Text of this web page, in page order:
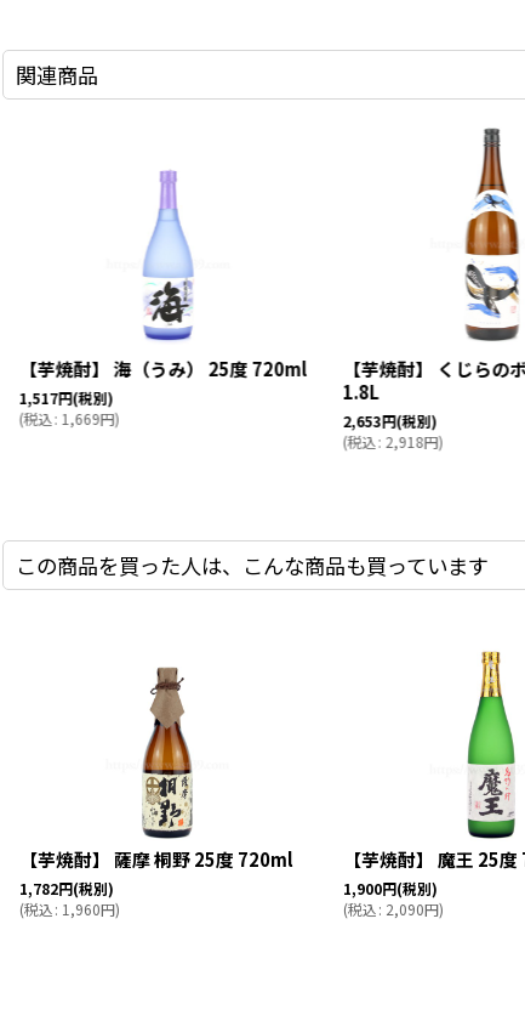
関連商品
【芋焼酎】 海（うみ） 25度 720ml
1,517円(税別)
(税込: 1,669円)
【芋焼酎】 くじらの
1.8L
2,653円(税別)
(税込: 2,918円)
この商品を買った人は、こんな商品も買っています
【芋焼酎】 薩摩 桐野 25度 720ml
1,782円(税別)
(税込: 1,960円)
【芋焼酎】 魔王 25
1,900円(税別)
(税込: 2,090円)